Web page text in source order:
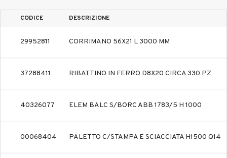
CODICE DESCRIZIONE
29952811 CORRIMANO 56X21 L 3000 MM
37288411 RIBATTINO IN FERRO D8X20 CIRCA 330 PZ
40326077 ELEM BALC S/BORC ABB 1783/5 H 1000
00068404 PALETTO C/STAMPA E SCIACCIATA H1500 Q14